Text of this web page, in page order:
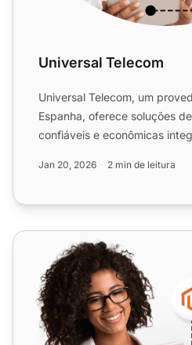
Universal Telecom
Universal Telecom, um
Espanha, oferece soluções
confiáveis e econômicas
Jan 20, 2026 2 min de leitura
Voiceflex